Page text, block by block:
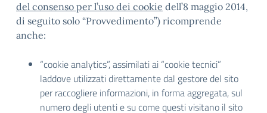
del consenso per l’uso dei cookie dell’8 maggio 2014,
di seguito solo “Provvedimento”) ricomprende
anche:
“cookie analytics”, assimilati ai “cookie tecnici”
laddove utilizzati direttamente dal gestore del sito
per raccogliere informazioni, in forma aggregata, sul
numero degli utenti e su come questi visitano il sito